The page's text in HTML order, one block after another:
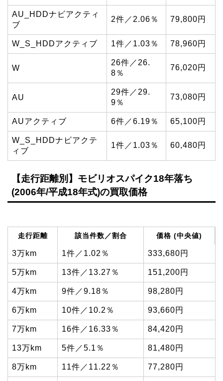
AU_HDDナビアクティ
ブ
2件／2.06％ 79,800円
W_S_HDDアクティブ 1件／1.03％ 78,960円
W
26件／26.
8％
76,020円
AU
29件／29.
9％
73,080円
AUアクティブ 6件／6.19％ 65,100円
W_S_HDDナビアクテ
ィブ
1件／1.03％ 60,480円
【走行距離別】モビリオスパイク18年落ち
(2006年/平成18年式)の買取価格
走行距離 該当件数／割合 価格 (中央値)
3万km 1件／1.02％ 333,680円
5万km 13件／13.27％ 151,200円
4万km 9件／9.18％ 98,280円
6万km 10件／10.2％ 93,660円
7万km 16件／16.33％ 84,420円
13万km 5件／5.1％ 81,480円
8万km 11件／11.22％ 77,280円